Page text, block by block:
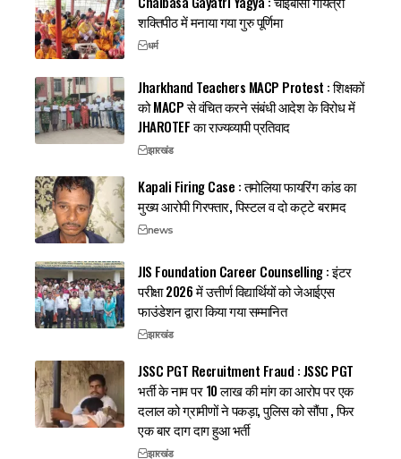
शक्तिपीठ में मनाया गया गुरु पूर्णिमा
धर्म
Jharkhand Teachers MACP Protest : शिक्षकों
को MACP से वंचित करने संबंधी आदेश के विरोध में
JHAROTEF का राज्यव्यापी प्रतिवाद
झारखंड
Kapali Firing Case : तमोलिया फायरिंग कांड का
मुख्य आरोपी गिरफ्तार, पिस्टल व दो कट्टे बरामद
news
JIS Foundation Career Counselling : इंटर
परीक्षा 2026 में उत्तीर्ण विद्यार्थियों को जेआईएस
फाउंडेशन द्वारा किया गया सम्मानित
झारखंड
JSSC PGT Recruitment Fraud : JSSC PGT
भर्ती के नाम पर 10 लाख की मांग का आरोप पर एक
दलाल को ग्रामीणों ने पकड़ा, पुलिस को सौंपा , फिर
एक बार दाग दाग हुआ भर्ती
झारखंड